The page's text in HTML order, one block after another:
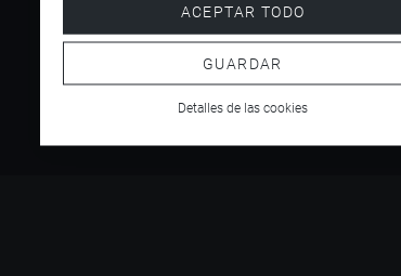
4.5/ 5
ACEPTAR TODO
GUARDAR
Detalles de las cookies